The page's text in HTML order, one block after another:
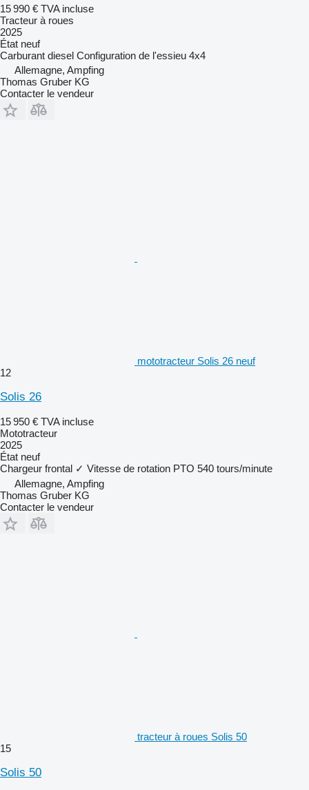
15 990 € TVA incluse
Tracteur à roues
2025
État neuf
Carburant diesel Configuration de l'essieu 4x4
Allemagne, Ampfing
Thomas Gruber KG
Contacter le vendeur
mototracteur Solis 26 neuf
12
Solis 26
15 950 € TVA incluse
Mototracteur
2025
État neuf
Chargeur frontal ✓ Vitesse de rotation PTO 540 tours/minute
Allemagne, Ampfing
Thomas Gruber KG
Contacter le vendeur
tracteur à roues Solis 50
15
Solis 50